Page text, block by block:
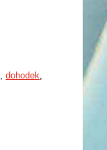
, dohodek,